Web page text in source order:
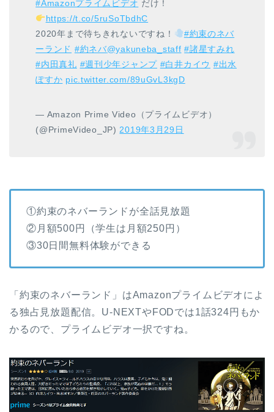
#Amazonプライムビデオ だけ！
https://t.co/5ruSoTbdhC
2020年まで待ちきれないですね！
#約束のネバ
ーランド #約ネバ@yakuneba_staff #諸星すみれ
#内田真礼 #週刊少年ジャンプ #白井カイウ #出水
ぽすか pic.twitter.com/89uGvL3kgD
— Amazon Prime Video（プライムビデオ）
(@PrimeVideo_JP)2019年3月29日
①約束のネバーランドが全話見放題
②月額500円（学生は月額250円）
③30日間無料体験ができる
「約束のネバーランド」はAmazonプライムビデオによ
る独占見放題配信。U-NEXTやFODでは1話324円もか
かるので、プライムビデオ一択ですね。